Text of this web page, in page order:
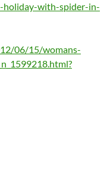
holiday-with-spider-in-
06/15/womans-